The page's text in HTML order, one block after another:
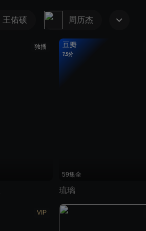
王佑硕 周历杰
独播 豆瓣
7.5分
59集全
琉璃
VIP